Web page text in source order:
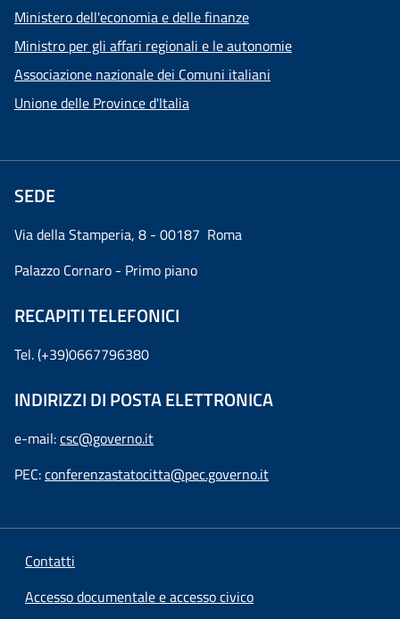
Ministero dell'economia e delle finanze
Ministro per gli affari regionali e le autonomie
Associazione nazionale dei Comuni italiani
Unione delle Province d'Italia
SEDE
Via della Stamperia, 8 - 00187 Roma
Palazzo Cornaro - Primo piano
RECAPITI TELEFONICI
Tel. (+39)0667796380
INDIRIZZI DI POSTA ELETTRONICA
e-mail:csc@governo.it
PEC:conferenzastatocitta@pec.governo.it
Contatti
Accesso documentale e accesso civico